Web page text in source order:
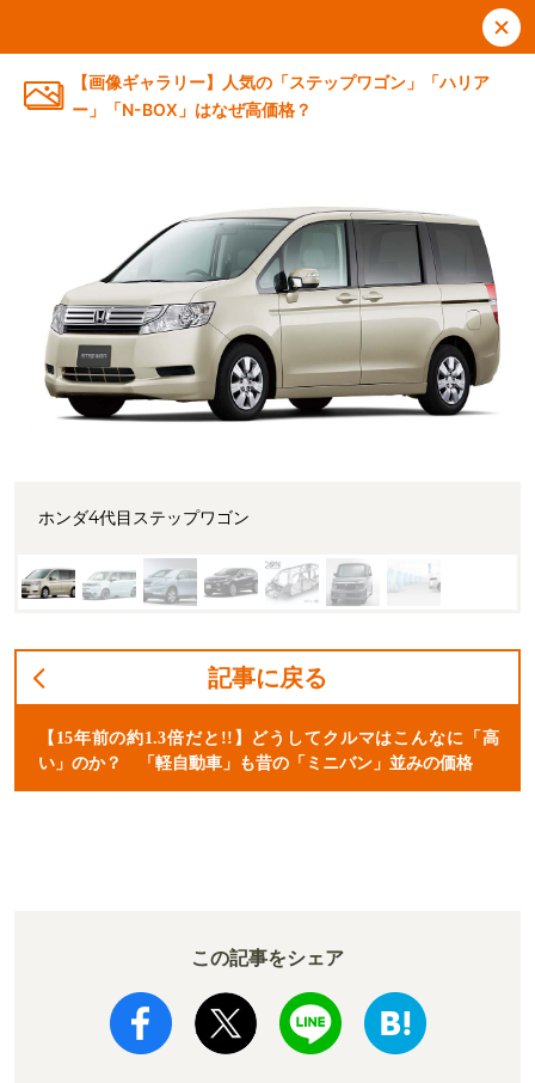
【画像ギャラリー】人気の「ステップワゴン」「ハリア
ー」「N-BOX」はなぜ高価格？
ホンダ4代目ステップワゴン
記事に戻る
【15年前の約1.3倍だと!!】どうしてクルマはこんなに「高
い」のか？ 「軽自動車」も昔の「ミニバン」並みの価格
この記事をシェア